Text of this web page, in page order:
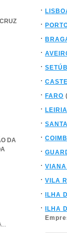
DA
...
FARO
LEIRIA
VILA
ILHA
ILHA